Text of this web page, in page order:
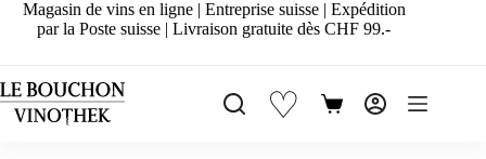
PasserMagasin de vins en ligne | Entreprise suisse | Expédition
par la Poste suisse | Livraison gratuite dès CHF 99.-
♡
Panier